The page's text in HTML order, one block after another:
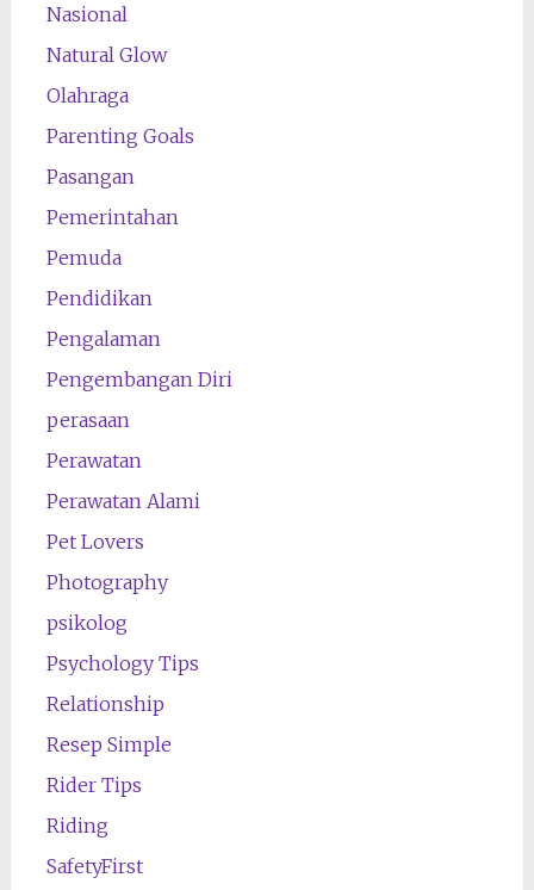
Nasional
Natural Glow
Olahraga
Parenting Goals
Pasangan
Pemerintahan
Pemuda
Pendidikan
Pengalaman
Pengembangan Diri
perasaan
Perawatan
Perawatan Alami
Pet Lovers
Photography
psikolog
Psychology Tips
Relationship
Resep Simple
Rider Tips
Riding
SafetyFirst